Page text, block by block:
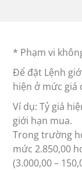
* Phạm vi
Để đặt Lệnh
hiện ở mức giá
Ví dụ: Tỷ giá
giới hạn mua.
Trong trường
mức 2.850,00
(3.000,00 –